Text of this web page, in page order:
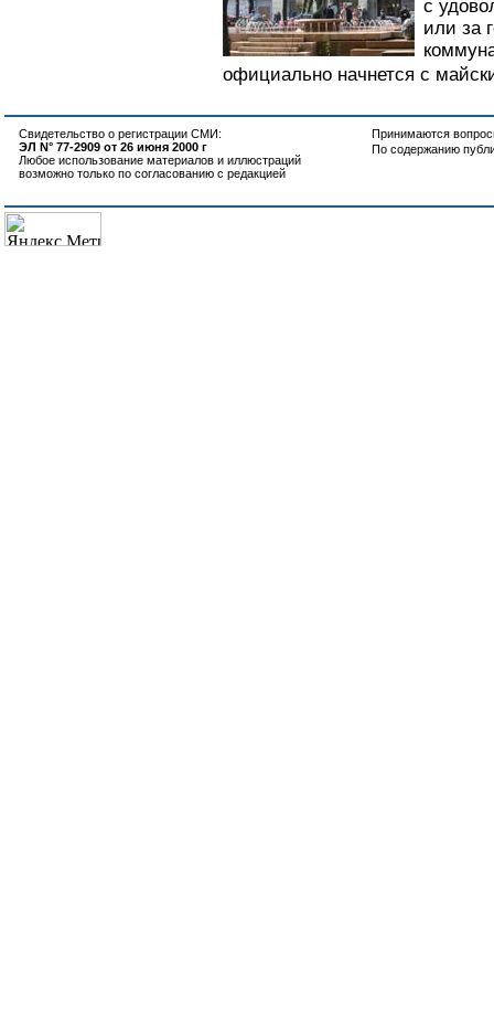
с
или за
официально начнется с
Свидетельство о регистрации СМИ:
ЭЛ N° 77-2909 от 26 июня 2000 г
Любое использование материалов и иллюстраций
возможно только по согласованию с редакцией
Принимаются
По содержанию